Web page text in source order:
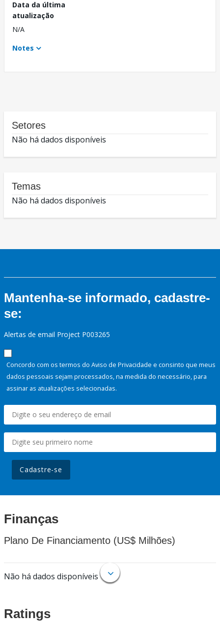
Data da última
atualização
N/A
Notes
Setores
Não há dados disponíveis
Temas
Não há dados disponíveis
Mantenha-se informado, cadastre-
se:
Alertas de email Project P003265
Concordo com os termos do Aviso de Privacidade e consinto que meus
dados pessoais sejam processados, na medida do necessário, para
assinar as atualizações selecionadas.
Cadastre-se
Finanças
Plano De Financiamento (US$ Milhões)
Não há dados disponíveis
Ratings